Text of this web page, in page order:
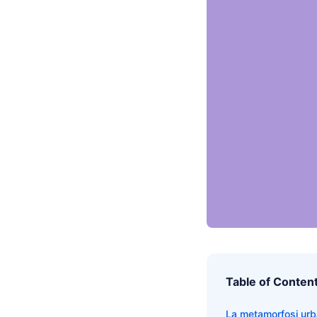
Table of
La metamorfosi